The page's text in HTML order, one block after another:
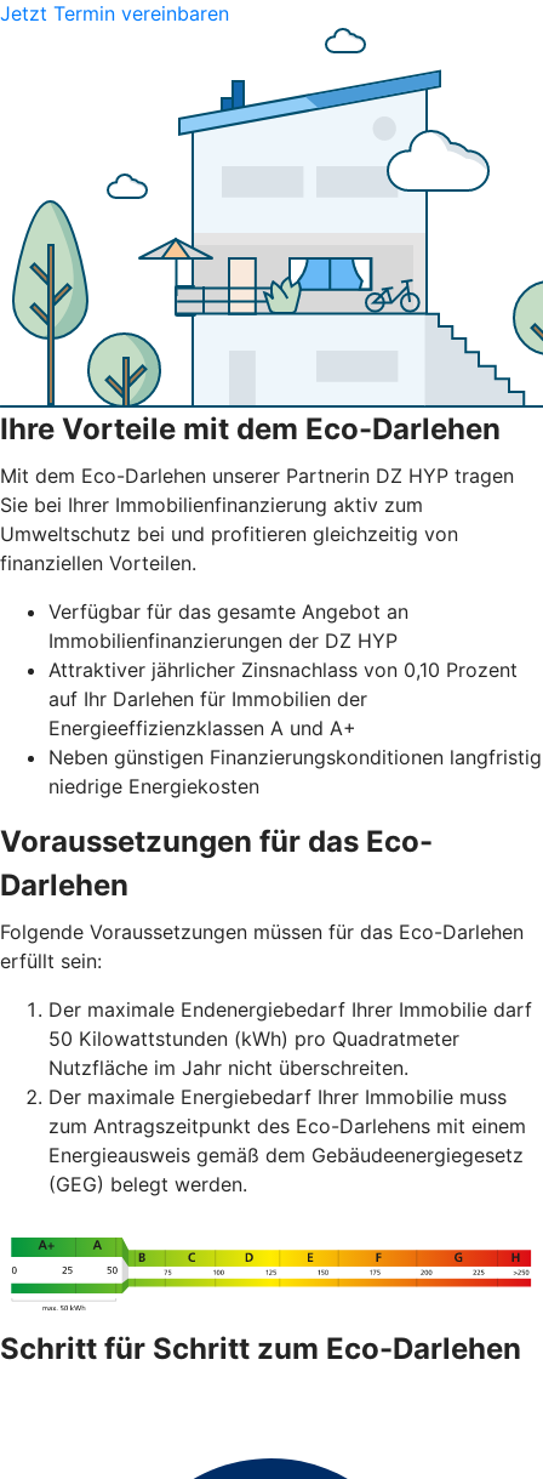
Jetzt Termin vereinbaren
Ihre Vorteile mit dem Eco-Darlehen
Mit dem Eco-Darlehen unserer Partnerin DZ HYP tragen
Sie bei Ihrer Immobilienfinanzierung aktiv zum
Umweltschutz bei und profitieren gleichzeitig von
finanziellen Vorteilen.
Verfügbar für das gesamte Angebot an
Immobilienfinanzierungen der DZ HYP
Attraktiver jährlicher Zinsnachlass von 0,10 Prozent
auf Ihr Darlehen für Immobilien der
Energieeffizienzklassen A und A+
Neben günstigen Finanzierungskonditionen langfristig
niedrige Energiekosten
Voraussetzungen für das Eco-
Darlehen
Folgende Voraussetzungen müssen für das Eco-Darlehen
erfüllt sein:
Der maximale Endenergiebedarf Ihrer Immobilie darf
50 Kilowattstunden (kWh) pro Quadratmeter
Nutzfläche im Jahr nicht überschreiten.
Der maximale Energiebedarf Ihrer Immobilie muss
zum Antragszeitpunkt des Eco-Darlehens mit einem
Energieausweis gemäß dem Gebäudeenergiegesetz
(GEG) belegt werden.
Schritt für Schritt zum Eco-Darlehen